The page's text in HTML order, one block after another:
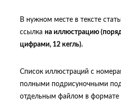
В нужном месте в тексте
ссылка на иллюстрацию
цифрами, 12 кегль).
Список иллюстраций с
полными подрисуночными
отдельным файлом в формате